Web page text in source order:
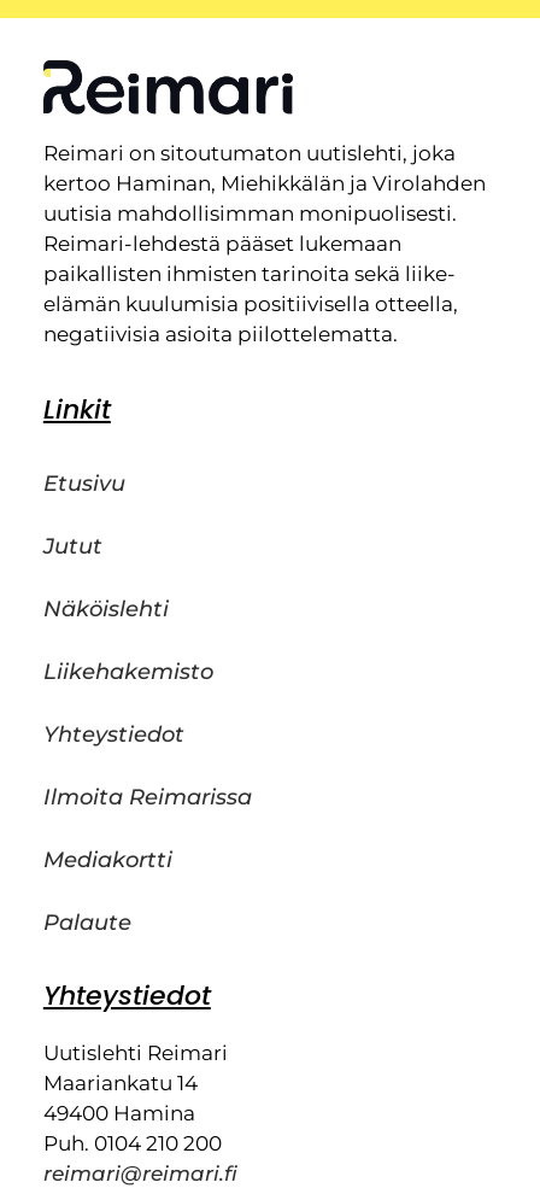
Reimari on sitoutumaton uutislehti, joka
kertoo Haminan, Miehikkälän ja Virolahden
uutisia mahdollisimman monipuolisesti.
Reimari-lehdestä pääset lukemaan
paikallisten ihmisten tarinoita sekä liike-
elämän kuulumisia positiivisella otteella,
negatiivisia asioita piilottelematta.
Linkit
Etusivu
Jutut
Näköislehti
Liikehakemisto
Yhteystiedot
Ilmoita Reimarissa
Mediakortti
Palaute
Yhteystiedot
Uutislehti Reimari
Maariankatu 14
49400 Hamina
Puh. 0104 210 200
reimari@reimari.fi